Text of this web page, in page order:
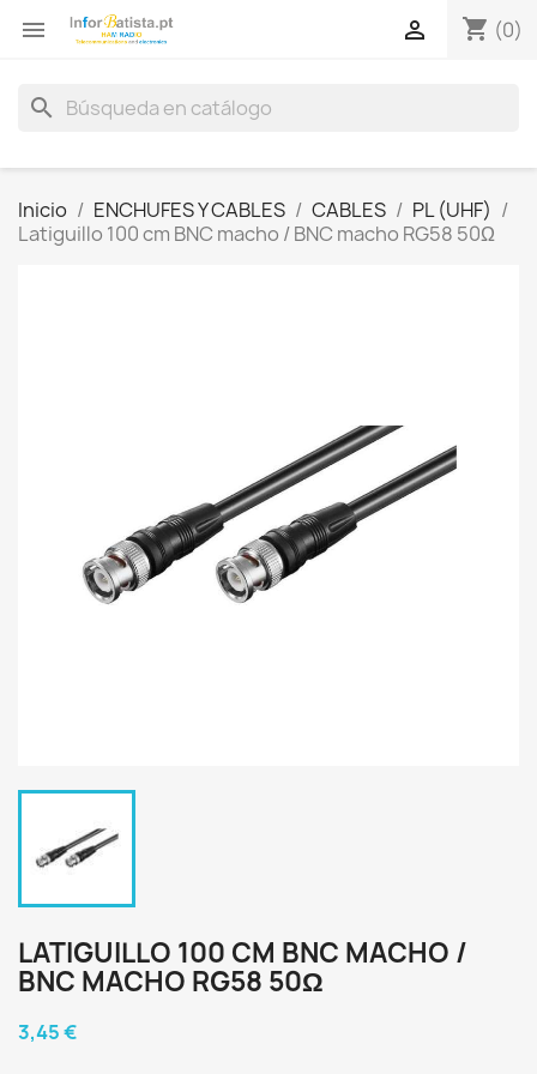
 shopping_cart (0)

search
Inicio ENCHUFES Y CABLES CABLES
PL (UHF)
Latiguillo 100 cm BNC macho / BNC macho RG58 50Ω
LATIGUILLO 100 CM BNC MACHO /
BNC MACHO RG58 50Ω
3,45 €